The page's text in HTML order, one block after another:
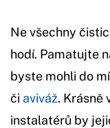
Ne všechny
hodí. Pamatujte
byste mohli do
či aviváž. Krásně
instalatérů by